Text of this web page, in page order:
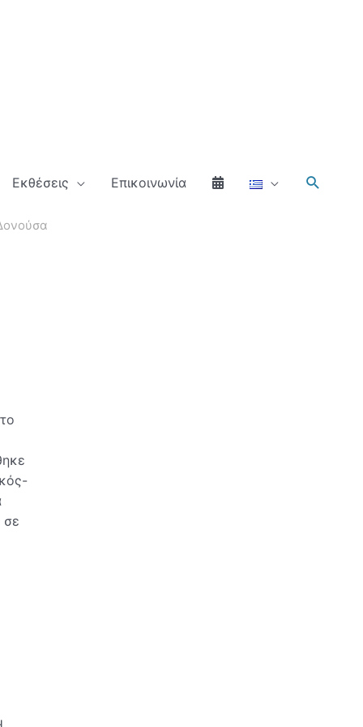
Εκθέσεις Επικοινωνία
σε